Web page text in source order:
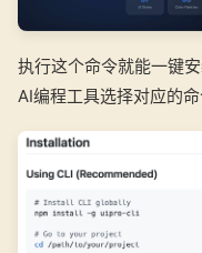
执行这个命令就能一键
AI编程工具选择对应的命